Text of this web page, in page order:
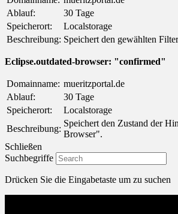
Ablauf:
30 Tage
Speicherort:
Localstorage
Beschreibung: Speichert den gewählten
Eclipse.outdated-browser: "confirmed"
Domainname: mueritzportal.de
Ablauf:
30 Tage
Speicherort:
Localstorage
Beschreibung:
Speichert den Zustand der
Browser".
Schließen
Suchbegriffe
Drücken Sie die Eingabetaste um zu suchen